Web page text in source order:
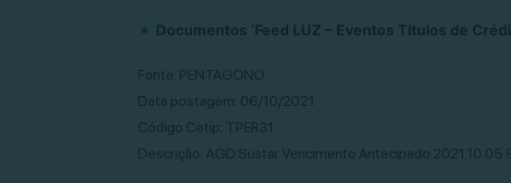
Documentos ‘Feed LUZ – Eventos Títulos de
Fonte: PENTAGONO
Data postagem: 06/10/2021
Código Cetip: TPER31
Descrição: AGD Sustar Vencimento Antecipado 2021.10.05